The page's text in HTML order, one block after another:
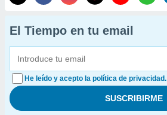
El Tiempo en tu email
He leído y acepto la política de privacidad.